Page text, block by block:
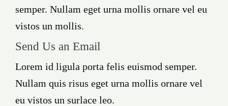
semper. Nullam eget urna mollis ornare vel eu
vistos un mollis.
Send Us an Email
Lorem id ligula porta felis euismod semper.
Nullam quis risus eget urna mollis ornare vel
eu vistos un surlace leo.